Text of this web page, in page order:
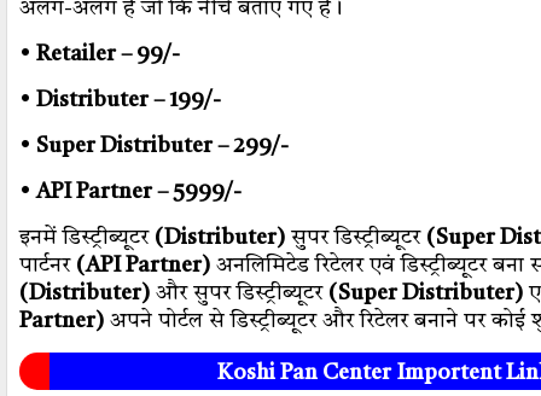
अलग-अलग है जो कि नीचे बताए गए हैं।
• Retailer – 99/-
• Distributer – 199/-
• Super Distributer – 299/-
•API Partner – 5999/-
इनमें डिस्ट्रीब्यूटर (Distributer) सुपर डिस्ट्रीब्यूटर (Super
पार्टनर (API Partner) अनलिमिटेड रिटेलर एवं डिस्ट्रीब्यूटर बना
(Distributer) और सुपर डिस्ट्रीब्यूटर (Super Distributer)
Partner) अपने पोर्टल से डिस्ट्रीब्यूटर और रिटेलर बनाने पर
Koshi Pan Center Importent